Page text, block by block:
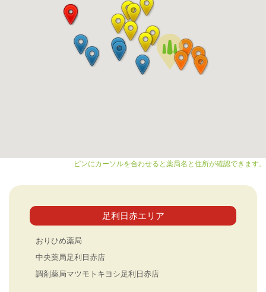
ピンにカーソルを合わせると薬局名と住所が確認できます。
足利日赤エリア
おりひめ薬局
中央薬局足利日赤店
調剤薬局マツモトキヨシ足利日赤店